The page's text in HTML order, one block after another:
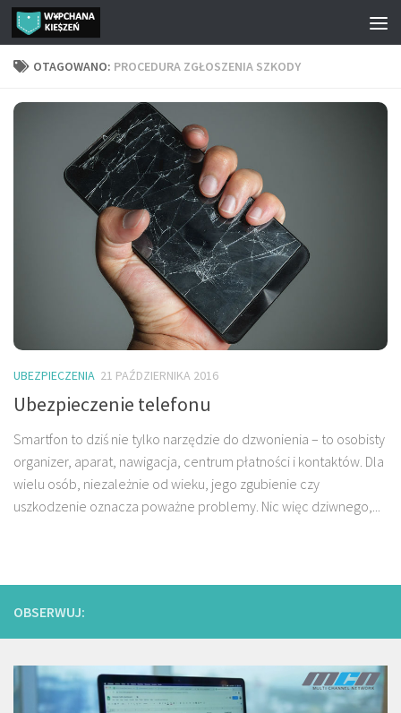
Przejdź do treści
OTAGOWANO: PROCEDURA ZGŁOSZENIA SZKODY
UBEZPIECZENIA 21 PAŹDZIERNIKA 2016
Ubezpieczenie telefonu
Smartfon to dziś nie tylko narzędzie do dzwonienia – to osobisty
organizer, aparat, nawigacja, centrum płatności i kontaktów. Dla
wielu osób, niezależnie od wieku, jego zgubienie czy
uszkodzenie oznacza poważne problemy. Nic więc dziwnego,...
OBSERWUJ: